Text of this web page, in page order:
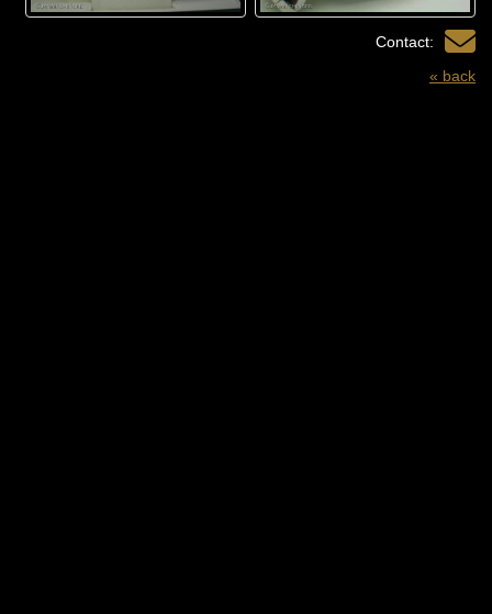
Contact:
« back